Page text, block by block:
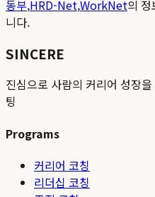
동부,HRD-Net,WorkNet의
니다.
SINCERE
진심으로 사람의 커리어 성장
팅
Programs
커리어 코칭
리더십 코칭